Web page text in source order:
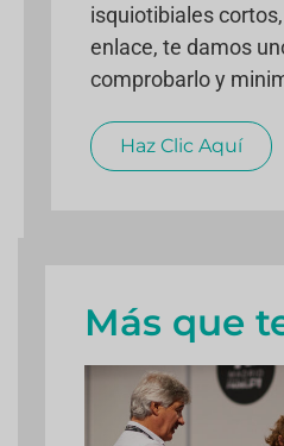
isquiotibiales
enlace, te damos
comprobarlo y
Haz Clic Aquí
Más que